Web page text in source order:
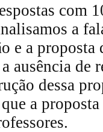
com
a
e a proposta
ausência de
dessa
a